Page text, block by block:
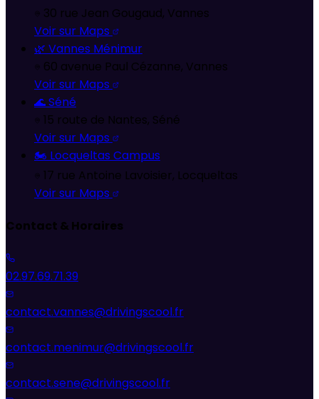
30 rue Jean Gougaud, Vannes
Voir sur Maps
🌿 Vannes Ménimur
60 avenue Paul Cézanne, Vannes
Voir sur Maps
🌊Séné
15 route de Nantes, Séné
Voir sur Maps
🏍️ Locqueltas Campus
17 rue Antoine Lavoisier, Locqueltas
Voir sur Maps
Contact & Horaires
02.97.69.71.39
contact.vannes@drivingscool.fr
contact.menimur@drivingscool.fr
contact.sene@drivingscool.fr